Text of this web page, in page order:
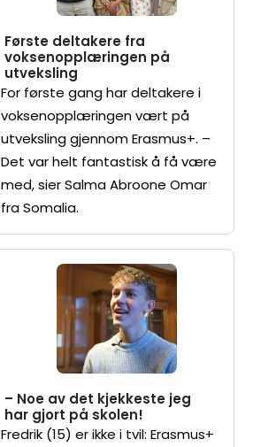
Første deltakere fra
voksenopplæringen på
utveksling
For første gang har deltakere i
voksenopplæringen vært på
utveksling gjennom Erasmus+. –
Det var helt fantastisk å få være
med, sier Salma Abroone Omar
fra Somalia.
– Noe av det kjekkeste jeg
har gjort på skolen!
Fredrik (15) er ikke i tvil: Erasmus+